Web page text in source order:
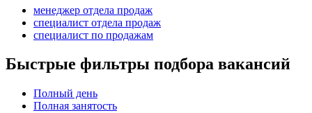
менеджер отдела продаж
специалист отдела продаж
специалист по продажам
Быстрые фильтры подбора вакансий
Полный день
Полная занятость